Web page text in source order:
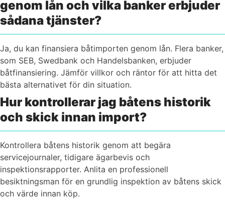
genom lån och vilka banker erbjuder
sådana tjänster?
Ja, du kan finansiera båtimporten genom lån. Flera banker,
som SEB, Swedbank och Handelsbanken, erbjuder
båtfinansiering. Jämför villkor och räntor för att hitta det
bästa alternativet för din situation.
Hur kontrollerar jag båtens historik
och skick innan import?
Kontrollera båtens historik genom att begära
servicejournaler, tidigare ägarbevis och
inspektionsrapporter. Anlita en professionell
besiktningsman för en grundlig inspektion av båtens skick
och värde innan köp.